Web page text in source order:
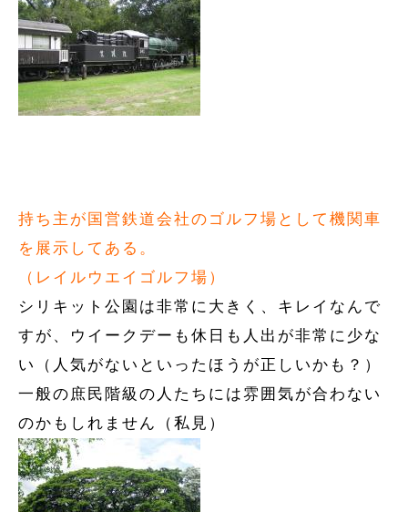
持ち主が国営鉄道会社のゴルフ場として機関車
を展示してある。
（レイルウエイゴルフ場）
シリキット公園は非常に大きく、キレイなんで
すが、ウイークデーも休日も人出が非常に少な
い（人気がないといったほうが正しいかも？）
一般の庶民階級の人たちには雰囲気が合わない
のかもしれません（私見）